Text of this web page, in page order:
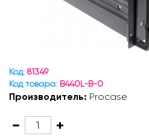
Код: 81349
Код товара: B440L-B-0
Производитель: Procase